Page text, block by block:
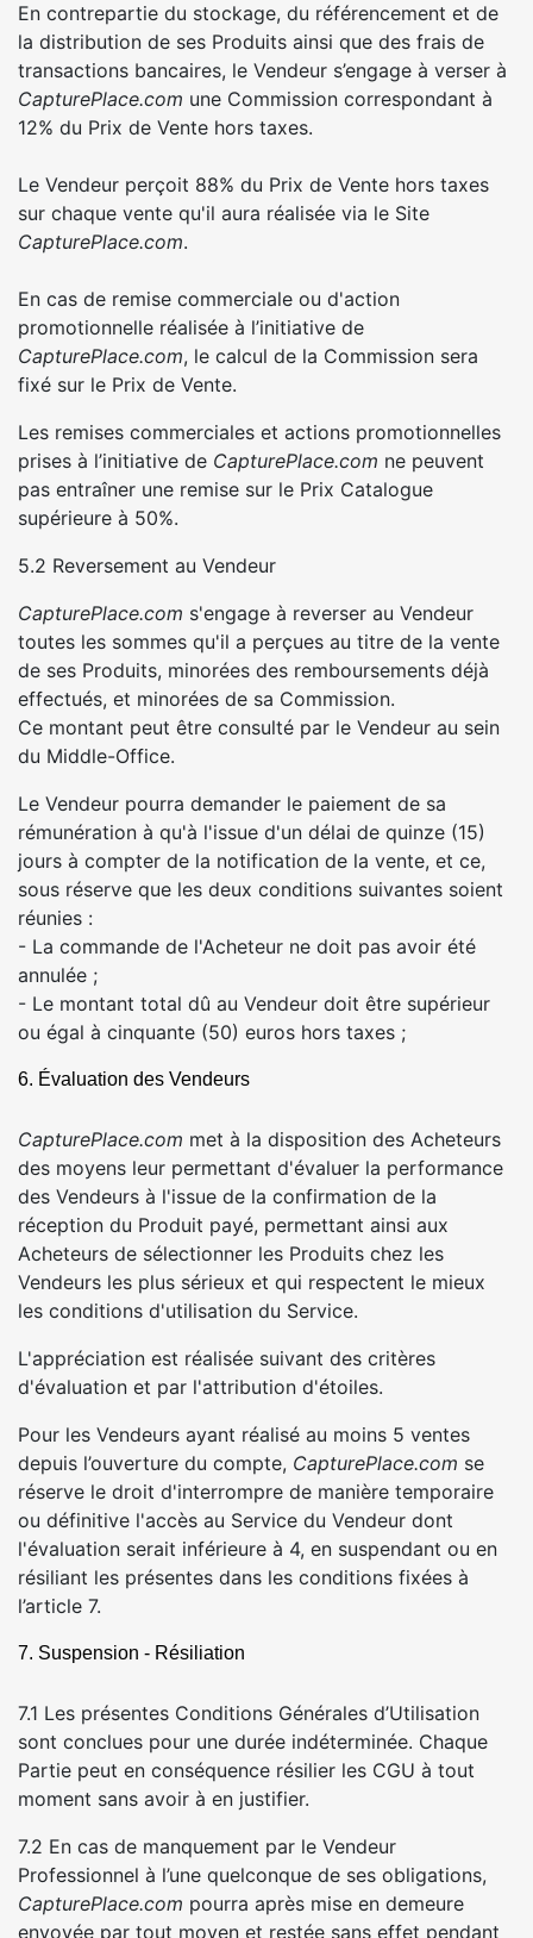
En contrepartie du stockage, du référencement et de
la distribution de ses Produits ainsi que des frais de
transactions bancaires, le Vendeur s’engage à verser à
CapturePlace.com une Commission correspondant à
12% du Prix de Vente hors taxes.
Le Vendeur perçoit 88% du Prix de Vente hors taxes
sur chaque vente qu'il aura réalisée via le Site
CapturePlace.com.
En cas de remise commerciale ou d'action
promotionnelle réalisée à l’initiative de
CapturePlace.com, le calcul de la Commission sera
fixé sur le Prix de Vente.
Les remises commerciales et actions promotionnelles
prises à l’initiative de CapturePlace.com ne peuvent
pas entraîner une remise sur le Prix Catalogue
supérieure à 50%.
5.2 Reversement au Vendeur
CapturePlace.com s'engage à reverser au Vendeur
toutes les sommes qu'il a perçues au titre de la vente
de ses Produits, minorées des remboursements déjà
effectués, et minorées de sa Commission.
Ce montant peut être consulté par le Vendeur au sein
du Middle-Office.
Le Vendeur pourra demander le paiement de sa
rémunération à qu'à l'issue d'un délai de quinze (15)
jours à compter de la notification de la vente, et ce,
sous réserve que les deux conditions suivantes soient
réunies :
- La commande de l'Acheteur ne doit pas avoir été
annulée ;
- Le montant total dû au Vendeur doit être supérieur
ou égal à cinquante (50) euros hors taxes ;
6. Évaluation des Vendeurs
CapturePlace.com met à la disposition des Acheteurs
des moyens leur permettant d'évaluer la performance
des Vendeurs à l'issue de la confirmation de la
réception du Produit payé, permettant ainsi aux
Acheteurs de sélectionner les Produits chez les
Vendeurs les plus sérieux et qui respectent le mieux
les conditions d'utilisation du Service.
L'appréciation est réalisée suivant des critères
d'évaluation et par l'attribution d'étoiles.
Pour les Vendeurs ayant réalisé au moins 5 ventes
depuis l’ouverture du compte, CapturePlace.com se
réserve le droit d'interrompre de manière temporaire
ou définitive l'accès au Service du Vendeur dont
l'évaluation serait inférieure à 4, en suspendant ou en
résiliant les présentes dans les conditions fixées à
l’article 7.
7. Suspension - Résiliation
7.1 Les présentes Conditions Générales d’Utilisation
sont conclues pour une durée indéterminée. Chaque
Partie peut en conséquence résilier les CGU à tout
moment sans avoir à en justifier.
7.2 En cas de manquement par le Vendeur
Professionnel à l’une quelconque de ses obligations,
CapturePlace.com pourra après mise en demeure
envoyée par tout moyen et restée sans effet pendant